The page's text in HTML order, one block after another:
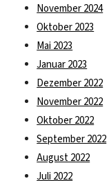
November 2024
Oktober 2023
Mai 2023
Januar 2023
Dezember 2022
November 2022
Oktober 2022
September 2022
August 2022
Juli 2022